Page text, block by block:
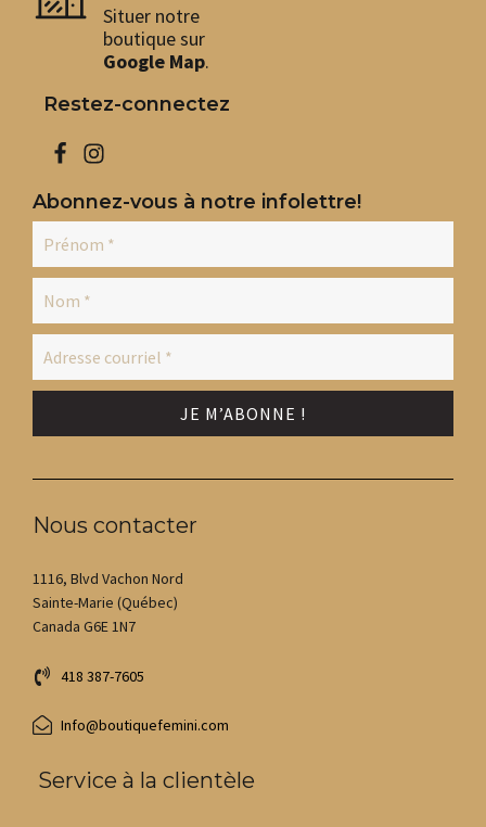
Situer notre
boutique sur
Google Map.
Restez-connectez
Abonnez-vous à notre infolettre!
Nous contacter
1116, Blvd Vachon Nord
Sainte-Marie (Québec)
Canada G6E 1N7
418 387-7605
Info@boutiquefemini.com
Service à la clientèle